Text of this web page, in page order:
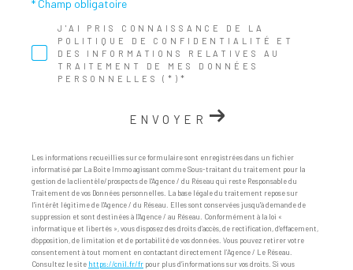
J'AI PRIS CONNAISSANCE DE LA
POLITIQUE DE CONFIDENTIALITÉ ET
DES INFORMATIONS RELATIVES AU
TRAITEMENT DE MES DONNÉES
PERSONNELLES (*)*
* Champ obligatoire
ENVOYER
Les informations recueillies sur ce formulaire sont enregistrées dans un fichier
informatisé par La Boite Immo agissant comme Sous-traitant du traitement pour la
gestion de la clientèle/prospects de l'Agence / du Réseau qui reste Responsable du
Traitement de vos Données personnelles. La base légale du traitement repose sur
l'intérêt légitime de l'Agence / du Réseau. Elles sont conservées jusqu'à demande de
suppression et sont destinées à l'Agence / au Réseau. Conformément à la loi «
informatique et libertés », vous disposez des droits d’accès, de rectification, d’effacement,
d’opposition, de limitation et de portabilité de vos données. Vous pouvez retirer votre
consentement à tout moment en contactant directement l’Agence / Le Réseau.
Consultez le site https://cnil.fr/fr pour plus d’informations sur vos droits. Si vous